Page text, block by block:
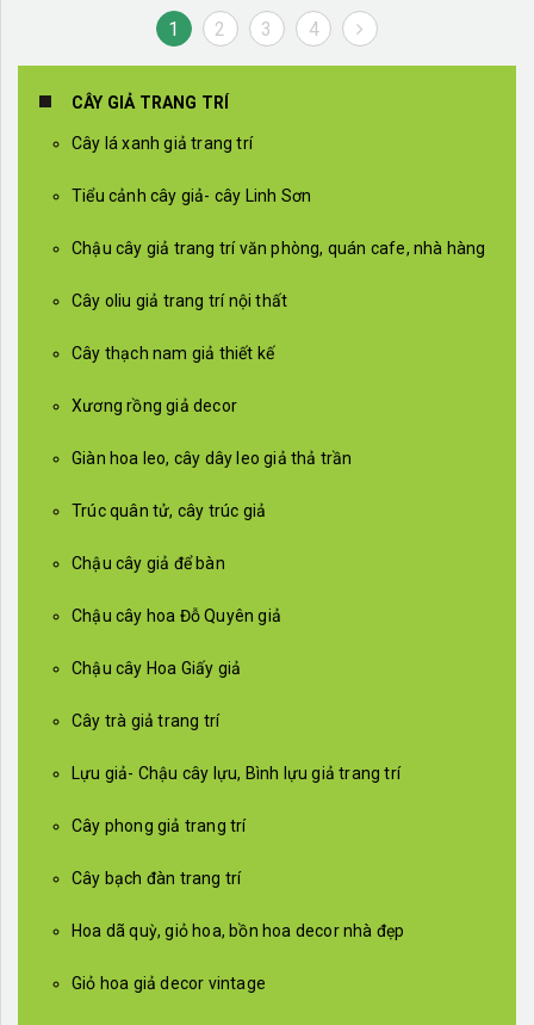
1 2 3 4
CÂY GIẢ TRANG TRÍ
Cây lá xanh giả trang trí
Tiểu cảnh cây giả- cây Linh Sơn
Chậu cây giả trang trí văn phòng, quán cafe, nhà hàng
Cây oliu giả trang trí nội thất
Cây thạch nam giả thiết kế
Xương rồng giả decor
Giàn hoa leo, cây dây leo giả thả trần
Trúc quân tử, cây trúc giả
Chậu cây giả để bàn
Chậu cây hoa Đỗ Quyên giả
Chậu cây Hoa Giấy giả
Cây trà giả trang trí
Lựu giả- Chậu cây lựu, Bình lựu giả trang trí
Cây phong giả trang trí
Cây bạch đàn trang trí
Hoa dã quỳ, giỏ hoa, bồn hoa decor nhà đẹp
Giỏ hoa giả decor vintage